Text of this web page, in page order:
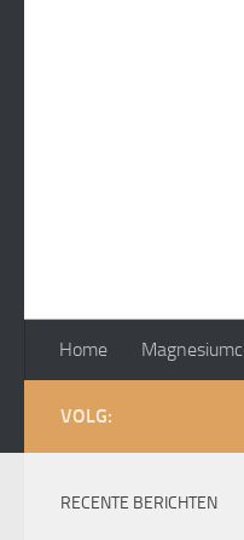
Home
VOLG:
RECENTE BERICHTEN